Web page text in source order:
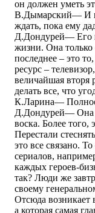
он должен уметь
В.Дымарский― И не
ждать, пока ему
Д.Дондурей― Его
жизни. Она только
последнее – это
ресурс –
величайшая вторя
делать все, что
К.Ларина―
Д.Дондурей― Она
воска. Более того,
Перестали
это все связано.
сериалов,
каждых героев-
так? Люди же
своему
Отсюда возникает
а которая самая